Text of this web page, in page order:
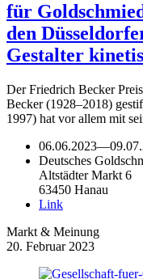
für
den
Gestalter
Der Friedrich Becker
Becker (1928–2018)
1997) hat vor allem mit
06.06.2023—
Deutsches
Altstädter Markt 6
63450 Hanau
Link
Markt & Meinung
20. Februar 2023